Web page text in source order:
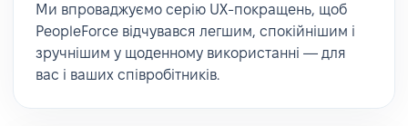
Ми впроваджуємо серію UX-покращень, щоб
PeopleForce відчувався легшим, спокійнішим і
зручнішим у щоденному використанні — для
вас і ваших співробітників.